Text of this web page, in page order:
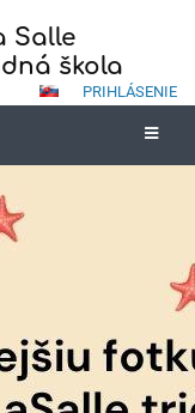
Salle
škola
PRIHLÁSENIE